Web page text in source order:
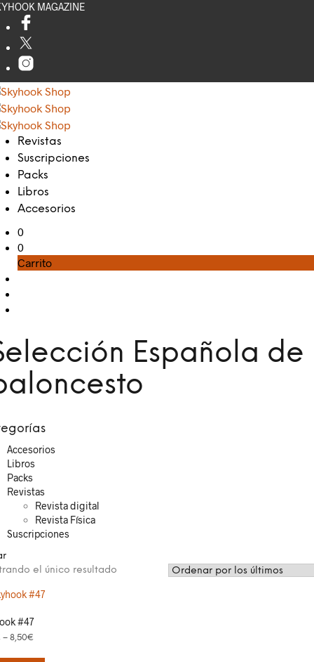
MAGAZINE
Revistas
Suscripciones
Packs
Libros
Accesorios
0
0
Carrito
Española de
Accesorios
Libros
Packs
Revistas
Revista digital
Revista Física
Suscripciones
el único resultado
#47
– 8,50€